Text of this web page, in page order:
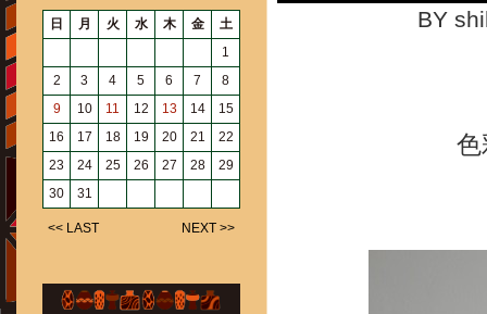
BY
日 月 火 水 木 金
土
1
2
3 4 5 6 7
8
9
10 11 12 13 14
15
16
17 18 19 20 21
22
23
24 25 26 27 28
29
30
31
<< LAST NEXT >>